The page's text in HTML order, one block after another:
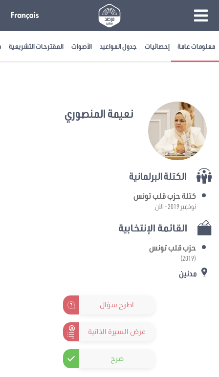
معلومات عامة إحصائيات جدول المواعيد الأصوات المقترحات التشريعية
نعيمة المنصوري
الكتلة البرلمانية
كتلة حزب قلب تونس
نوفمبر 2019 - الآن
القائمة الإنتخابية
حزب قلب تونس
(2019)
مدنين
اطرح سؤال
عرض السيرة الذاتية
صرح